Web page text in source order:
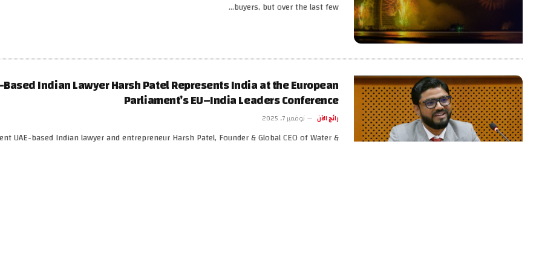
buyers, but over the last few…
Based Indian Lawyer Harsh Patel Represents India at the European
Parliament’s EU–India Leaders Conference
رائج الآن نوفمبر 7, 2025
UAE-based Indian lawyer and entrepreneur Harsh Patel, Founder & Global CEO of Water &